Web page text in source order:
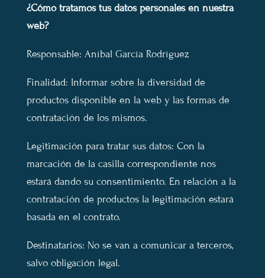
¿Cómo tratamos tus datos personales en nuestra
web?
Responsable: Aníbal García Rodríguez
Finalidad: Informar sobre la diversidad de
productos disponible en la web y las formas de
contratación de los mismos.
Legitimación para tratar sus datos: Con la
marcación de la casilla correspondiente nos
estará dando su consentimiento. En relación a la
contratación de productos la legitimación estará
basada en el contrato.
Destinatarios: No se van a comunicar a terceros,
salvo obligación legal.